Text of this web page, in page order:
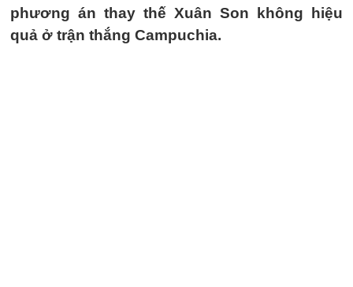
phương án thay thế Xuân Son không hiệu
quả ở trận thắng Campuchia.